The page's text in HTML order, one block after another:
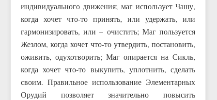
индивидуального движения; маг использует Чашу,
когда хочет что-то принять, или удержать, или
гармонизировать, или – очистить; Маг пользуется
Жезлом, когда хочет что-то утвердить, постановить,
оживить, одухотворить; Маг опирается на Сикль,
когда хочет что-то выкупить, уплотнить, сделать
своим. Правильное использование Элементарных
Орудий позволяет значительно повысить